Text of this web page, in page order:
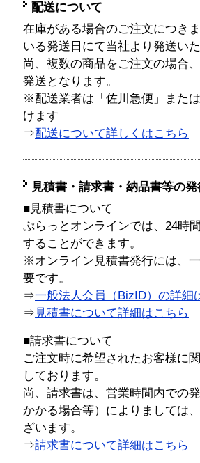
配送について
在庫がある場合のご注文につき
いる発送日にて当社より発送い
尚、複数の商品をご注文の場合
発送となります。
※配送業者は「佐川急便」また
けます
⇒配送について詳しくはこちら
見積書・請求書・納品書等の
■見積書について
ぷらっとオンラインでは、24時
することができます。
※オンライン見積書発行には、
要です。
⇒一般法人会員（BizID）の詳細
⇒ 見積書について詳細はこちら
■請求書について
ご注文時に希望されたお客様に
しております。
尚、請求書は、営業時間内での
かかる場合等）によりましては
ざいます。
⇒請求書について詳細はこちら